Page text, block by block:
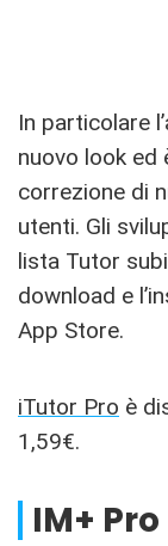
In particolare
nuovo look ed
correzione di
utenti. Gli
lista Tutor
download e
App Store.
iTutor Pro è
1,59€.
IM+